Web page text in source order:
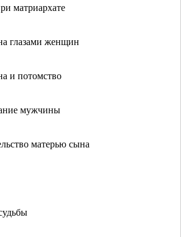
матриархате
глазами женщин
и потомство
мужчины
матерью сына